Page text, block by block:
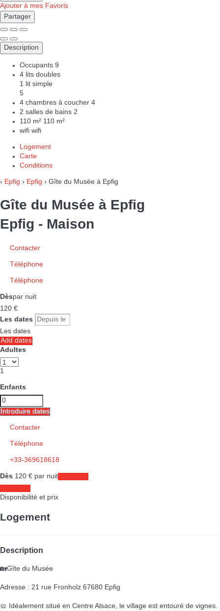
Ajouter à mes Favoris
Partager
Description
Occupants 9
4 lits doubles
1 lit simple
5
4 chambres à coucher 4
2 salles de bains 2
110 m² 110 m²
wifi wifi
Logement
Carte
Conditions
› Epfig › Epfig › Gîte du Musée à Epfig
Gîte du Musée à Epfig
Epfig - Maison
Contacter
Téléphone
Téléphone
Dèspar nuit
120 €
Les dates
Les dates
Add dates
Adultes
1
Enfants
Introduire dates
Contacter
Téléphone
+33-369618618
Dès 120 € par nuit
Disponibilité et prix
Logement
Description
🏡Gîte du Musée
Adresse : 21 rue Fronholz 67680 Epfig
🥨 Idéalement situé en Centre Alsace, le village est entouré de vignes.